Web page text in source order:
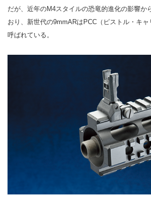
だが、近年のM4スタイルの恐竜的進化の影響か
おり、新世代の9mmARはPCC（ピストル・キャ
呼ばれている。